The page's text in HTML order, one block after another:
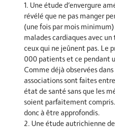
1. Une étude d’envergure
révélé que ne pas manger
(une fois par mois
malades cardiaques avec
ceux qui ne jeûnent pas. Le
000 patients et ce pendant
Comme déjà observées
associations sont faites
état de santé sans que les
soient parfaitement
donc à être approfondis.
2. Une étude autrichienne